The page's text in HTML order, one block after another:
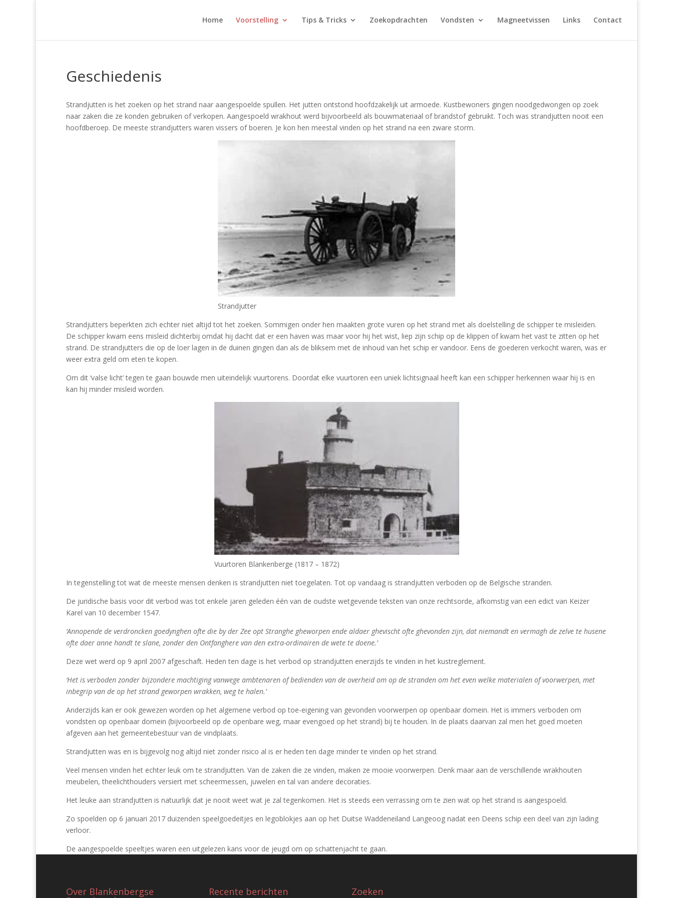
Home Voorstelling Tips & Tricks Zoekopdrachten Vondsten Magneetvissen Links Contact
Geschiedenis
Strandjutten is het zoeken op het strand naar aangespoelde spullen. Het jutten ontstond hoofdzakelijk uit armoede. Kustbewoners gingen noodgedwongen op zoek
naar zaken die ze konden gebruiken of verkopen. Aangespoeld wrakhout werd bijvoorbeeld als bouwmateriaal of brandstof gebruikt. Toch was strandjutten nooit een
hoofdberoep. De meeste strandjutters waren vissers of boeren. Je kon hen meestal vinden op het strand na een zware storm.
Strandjutter
Strandjutters beperkten zich echter niet altijd tot het zoeken. Sommigen onder hen maakten grote vuren op het strand met als doelstelling de schipper te misleiden.
De schipper kwam eens misleid dichterbij omdat hij dacht dat er een haven was maar voor hij het wist, liep zijn schip op de klippen of kwam het vast te zitten op het
strand. De strandjutters die op de loer lagen in de duinen gingen dan als de bliksem met de inhoud van het schip er vandoor. Eens de goederen verkocht waren, was er
weer extra geld om eten te kopen.
Om dit ‘valse licht’ tegen te gaan bouwde men uiteindelijk vuurtorens. Doordat elke vuurtoren een uniek lichtsignaal heeft kan een schipper herkennen waar hij is en
kan hij minder misleid worden.
Vuurtoren Blankenberge (1817 – 1872)
In tegenstelling tot wat de meeste mensen denken is strandjutten niet toegelaten. Tot op vandaag is strandjutten verboden op de Belgische stranden.
De juridische basis voor dit verbod was tot enkele jaren geleden één van de oudste wetgevende teksten van onze rechtsorde, afkomstig van een edict van Keizer
Karel van 10 december 1547.
‘Annopende de verdroncken goedynghen ofte die by der Zee opt Stranghe gheworpen ende aldaer ghevischt ofte ghevonden zijn, dat niemandt en vermagh de zelve te husene
ofte daer anne handt te slane, zonder den Ontfanghere van den extra-ordinairen de wete te doene.’
Deze wet werd op 9 april 2007 afgeschaft. Heden ten dage is het verbod op strandjutten enerzijds te vinden in het kustreglement.
‘Het is verboden zonder bijzondere machtiging vanwege ambtenaren of bedienden van de overheid om op de stranden om het even welke materialen of voorwerpen, met
inbegrip van de op het strand geworpen wrakken, weg te halen.’
Anderzijds kan er ook gewezen worden op het algemene verbod op toe-eigening van gevonden voorwerpen op openbaar domein. Het is immers verboden om
vondsten op openbaar domein (bijvoorbeeld op de openbare weg, maar evengoed op het strand) bij te houden. In de plaats daarvan zal men het goed moeten
afgeven aan het gemeentebestuur van de vindplaats.
Strandjutten was en is bijgevolg nog altijd niet zonder risico al is er heden ten dage minder te vinden op het strand.
Veel mensen vinden het echter leuk om te strandjutten. Van de zaken die ze vinden, maken ze mooie voorwerpen. Denk maar aan de verschillende wrakhouten
meubelen, theelichthouders versiert met scheermessen, juwelen en tal van andere decoraties.
Het leuke aan strandjutten is natuurlijk dat je nooit weet wat je zal tegenkomen. Het is steeds een verrassing om te zien wat op het strand is aangespoeld.
Zo spoelden op 6 januari 2017 duizenden speelgoedeitjes en legoblokjes aan op het Duitse Waddeneiland Langeoog nadat een Deens schip een deel van zijn lading
verloor.
De aangespoelde speeltjes waren een uitgelezen kans voor de jeugd om op schattenjacht te gaan.
Over Blankenbergse Recente berichten Zoeken